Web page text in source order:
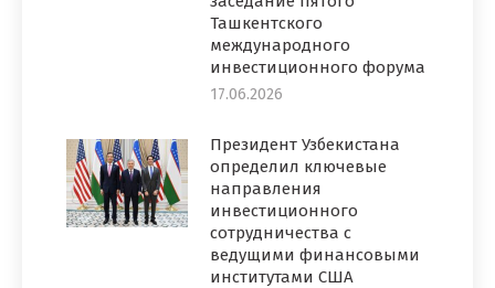
Ташкентского
международного
инвестиционного форума
17.06.2026
Президент Узбекистана
определил ключевые
направления
инвестиционного
сотрудничества с
ведущими финансовыми
институтами США